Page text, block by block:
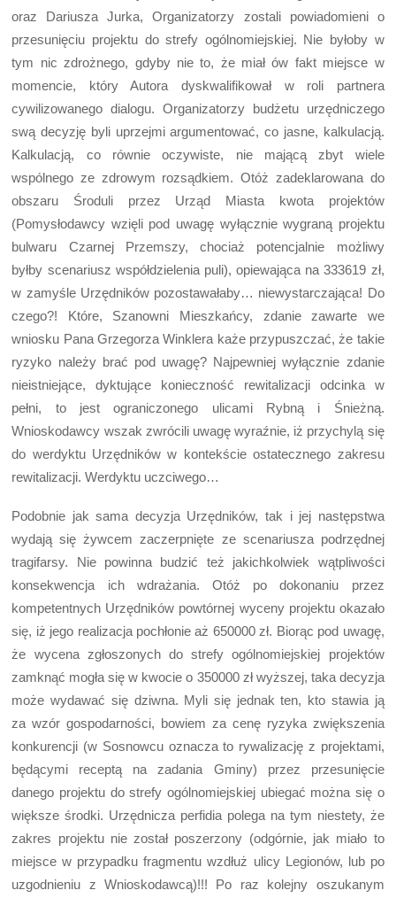
oraz Dariusza Jurka, Organizatorzy zostali powiadomieni o
przesunięciu projektu do strefy ogólnomiejskiej. Nie byłoby w
tym nic zdrożnego, gdyby nie to, że miał ów fakt miejsce w
momencie, który Autora dyskwalifikował w roli partnera
cywilizowanego dialogu. Organizatorzy budżetu urzędniczego
swą decyzję byli uprzejmi argumentować, co jasne, kalkulacją.
Kalkulacją, co równie oczywiste, nie mającą zbyt wiele
wspólnego ze zdrowym rozsądkiem. Otóż zadeklarowana do
obszaru Środuli przez Urząd Miasta kwota projektów
(Pomysłodawcy wzięli pod uwagę wyłącznie wygraną projektu
bulwaru Czarnej Przemszy, chociaż potencjalnie możliwy
byłby scenariusz współdzielenia puli), opiewająca na 333619 zł,
w zamyśle Urzędników pozostawałaby… niewystarczająca! Do
czego?! Które, Szanowni Mieszkańcy, zdanie zawarte we
wniosku Pana Grzegorza Winklera każe przypuszczać, że takie
ryzyko należy brać pod uwagę? Najpewniej wyłącznie zdanie
nieistniejące, dyktujące konieczność rewitalizacji odcinka w
pełni, to jest ograniczonego ulicami Rybną i Śnieżną.
Wnioskodawcy wszak zwrócili uwagę wyraźnie, iż przychylą się
do werdyktu Urzędników w kontekście ostatecznego zakresu
rewitalizacji. Werdyktu uczciwego…
Podobnie jak sama decyzja Urzędników, tak i jej następstwa
wydają się żywcem zaczerpnięte ze scenariusza podrzędnej
tragifarsy. Nie powinna budzić też jakichkolwiek wątpliwości
konsekwencja ich wdrażania. Otóż po dokonaniu przez
kompetentnych Urzędników powtórnej wyceny projektu okazało
się, iż jego realizacja pochłonie aż 650000 zł. Biorąc pod uwagę,
że wycena zgłoszonych do strefy ogólnomiejskiej projektów
zamknąć mogła się w kwocie o 350000 zł wyższej, taka decyzja
może wydawać się dziwna. Myli się jednak ten, kto stawia ją
za wzór gospodarności, bowiem za cenę ryzyka zwiększenia
konkurencji (w Sosnowcu oznacza to rywalizację z projektami,
będącymi receptą na zadania Gminy) przez przesunięcie
danego projektu do strefy ogólnomiejskiej ubiegać można się o
większe środki. Urzędnicza perfidia polega na tym niestety, że
zakres projektu nie został poszerzony (odgórnie, jak miało to
miejsce w przypadku fragmentu wzdłuż ulicy Legionów, lub po
uzgodnieniu z Wnioskodawcą)!!! Po raz kolejny oszukanym